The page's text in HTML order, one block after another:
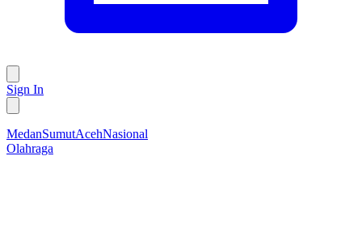
Sign In
MedanSumutAcehNasional
Olahraga